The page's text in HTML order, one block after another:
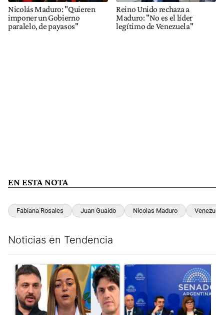
Nicolás Maduro: "Quieren
imponer un Gobierno
paralelo, de payasos"
Reino Unido rechaza a
Maduro: "No es el líder
legítimo de Venezuela"
EN ESTA NOTA
Fabiana Rosales Juan Guaido Nicolas Maduro Venezuela
Noticias en Tendencia
Un artículo de tendencia con el título "Grabois, Moreau y
Un artículo de tendencia con